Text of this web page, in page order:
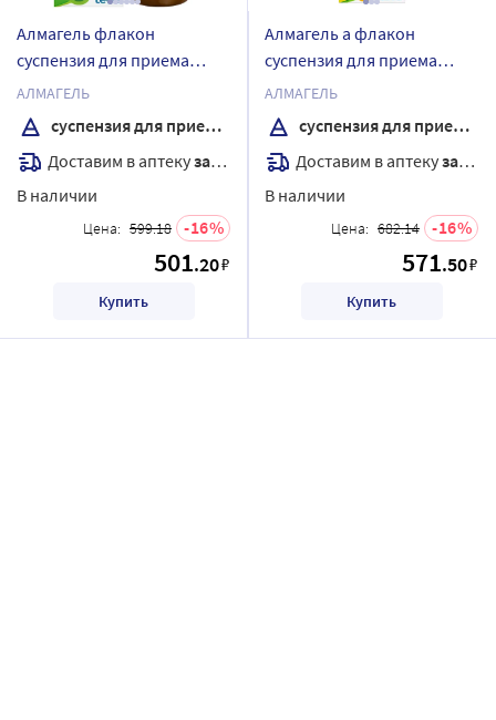
Алмагель флакон
суспензия для приема
внутрь 250 мл + мерная
ложка
АЛМАГЕЛЬ
суспензия для приема внутрь
Доставим в аптекузавтра
В наличии
Цена: 599.18 16
501.20₽
Купить
Алмагель а флакон
суспензия для приема
внутрь 250 мл
АЛМАГЕЛЬ
суспензия для приема внутрь
Доставим в аптекузавтра
В наличии
Цена: 682.14 16
571.50₽
Купить